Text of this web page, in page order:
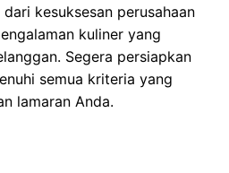
kesuksesan perusahaan
kuliner yang
Segera persiapkan
semua kriteria yang
lamaran Anda.